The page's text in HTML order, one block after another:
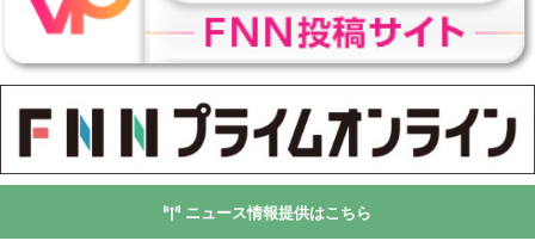
ニュース情報提供はこちら